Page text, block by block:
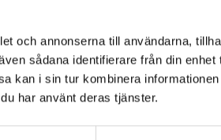
och annonserna till användarna,
sådana identifierare från din
kan i sin tur kombinera
har använt deras tjänster.